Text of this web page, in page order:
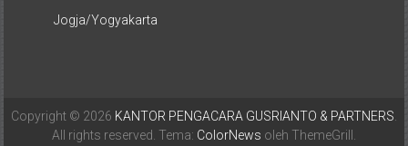
Jogja/Yogyakarta
Copyright © 2026 KANTOR PENGACARA GUSRIANTO & PARTNERS.
All rights reserved. Tema: ColorNews oleh ThemeGrill.